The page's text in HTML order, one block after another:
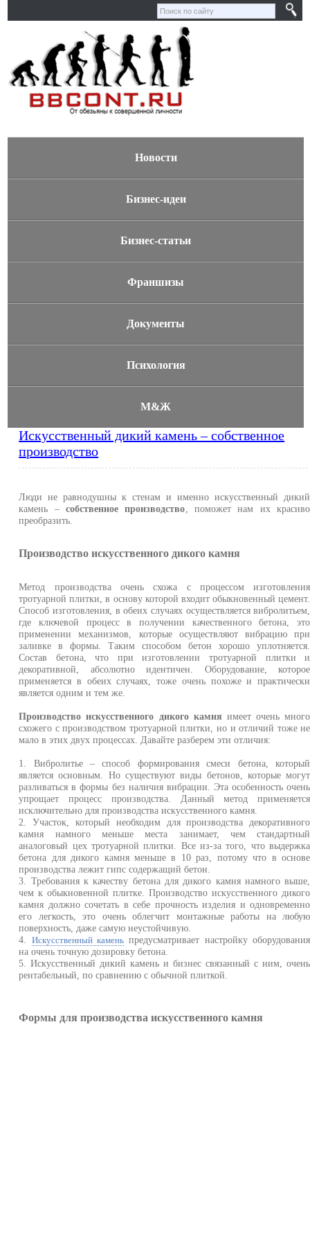
Новости
Бизнес-идеи
Бизнес-статьи
Франшизы
Документы
Психология
М&Ж
Искусственный дикий камень – собственное
производство
Люди не равнодушны к стенам и именно искусственный дикий
камень –собственное производство , поможет нам их красиво
преобразить.
Производство искусственного дикого камня
Метод производства очень схожа с процессом изготовления
тротуарной плитки, в основу которой входит обыкновенный цемент.
Способ изготовления, в обеих случаях осуществляется вибролитьем,
где ключевой процесс в получении качественного бетона, это
применении механизмов, которые осуществляют вибрацию при
заливке в формы. Таким способом бетон хорошо уплотняется.
Состав бетона, что при изготовлении тротуарной плитки и
декоративной, абсолютно идентичен. Оборудование, которое
применяется в обеих случаях, тоже очень похоже и практически
является одним и тем же.
Производство искусственного дикого камня имеет очень много
схожего с производством тротуарной плитки, но и отличий тоже не
мало в этих двух процессах. Давайте разберем эти отличия:
1. Вибролитье – способ формирования смеси бетона, который
является основным. Но существуют виды бетонов, которые могут
разливаться в формы без наличия вибрации. Эта особенность очень
упрощает процесс производства. Данный метод применяется
исключительно для производства искусственного камня.
2. Участок, который необходим для производства декоративного
камня намного меньше места занимает, чем стандартный
аналоговый цех тротуарной плитки. Все из-за того, что выдержка
бетона для дикого камня меньше в 10 раз, потому что в основе
производства лежит гипс содержащий бетон.
3. Требования к качеству бетона для дикого камня намного выше,
чем к обыкновенной плитке. Производство искусственного дикого
камня должно сочетать в себе прочность изделия и одновременно
его легкость, это очень облегчит монтажные работы на любую
поверхность, даже самую неустойчивую.
4. Искусственный камень предусматривает настройку оборудования
на очень точную дозировку бетона.
5. Искусственный дикий камень и бизнес связанный с ним, очень
рентабельный, по сравнению с обычной плиткой.
Формы для производства искусственного камня